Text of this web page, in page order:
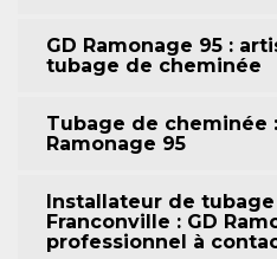
GD Ramonage 95 :
tubage de cheminée
Tubage de cheminée
Ramonage 95
Installateur de
Franconville : GD
professionnel à